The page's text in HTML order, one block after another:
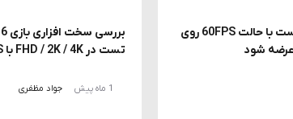
شایعه: GTA 6 ممکن است با حالت 60FPS روی
تست در FHD / 2K / 4K با DLSS و MFG
1 ماه پیش جواد مظفری